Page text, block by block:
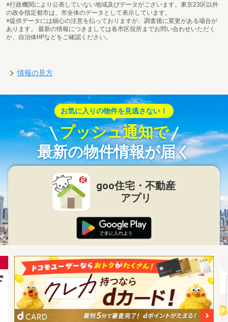
※行政機関により公表していない地域及びデータがございます。東京23区以外
の政令指定都市は、市全体のデータとして表示しています。
※提供データには細心の注意を払っておりますが、調査後に変更がある場合が
あります。 最新の情報につきましては各市区役所までお問い合わせいただく
か、自治体HPなどをご確認ください。
情報の見方
お気に入りの物件を見逃さない！
プッシュ通知で
最新の物件情報が届く
goo住宅・不動産
アプリ